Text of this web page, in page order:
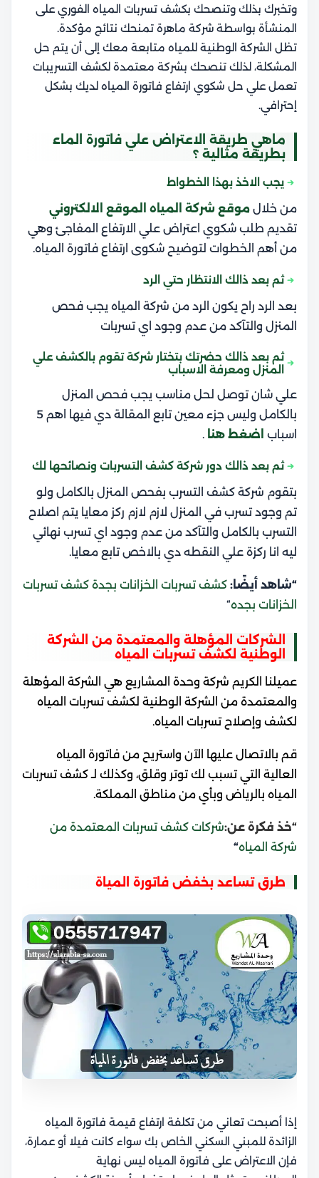
وتخبرك بذلك وتنصحك بكشف تسربات المياه الفوري على
المنشأة بواسطة شركة ماهرة تمنحك نتائج مؤكدة.
تظل الشركة الوطنية للمياه متابعة معك إلى أن يتم حل
المشكلة، لذلك تنصحك بشركة معتمدة لكشف التسريبات
تعمل علي حل شكوي ارتفاع فاتورة المياه لديك بشكل
إحترافي.
ماهي طريقة الاعتراض علي فاتورة الماء
بطريقة مثالية ؟
يجب الاخذ بهذا الخطواط
من خلال موقع شركة المياه الموقع الالكتروني
تقديم طلب شكوي اعتراض علي الارتفاع المفاجئ وهي
من أهم الخطوات لتوضيح شكوى ارتفاع فاتورة المياه.
ثم بعد ذالك الانتظار حتي الرد
بعد الرد راح يكون الرد من شركة المياه يجب فحص
المنزل والتآكد من عدم وجود اي تسربات
ثم بعد ذالك حضرتك بتختار شركة تقوم بالكشف علي
المنزل ومعرفة الاسباب
علي شان توصل لحل مناسب يجب فحص المنزل
بالكامل وليس جزء معين تابع المقالة دي فيها اهم 5
اسباب اضغط هنا .
ثم بعد ذالك دور شركة كشف التسربات ونصائحها لك
بتقوم شركة كشف التسرب بفحص المنزل بالكامل ولو
تم وجود تسرب في المنزل لازم لازم ركز معايا يتم اصلاح
التسرب بالكامل والتآكد من عدم وجود اي تسرب نهائي
ليه انا ركزة علي النقطه دي بالاخص تابع معايا.
“شاهد أيضًا: كشف تسربات الخزانات بجدة كشف تسربات
الخزانات بجده“
الشركات المؤهلة والمعتمدة من الشركة
الوطنية لكشف تسربات المياه
عميلنا الكريم شركة وحدة المشاريع هي الشركة المؤهلة
والمعتمدة من الشركة الوطنية لكشف تسربات المياه
لكشف وإصلاح تسربات المياه.
قم بالاتصال عليها الآن واستريح من فاتورة المياه
العالية التي تسبب لك توتر وقلق، وكذلك لـ كشف تسربات
المياه بالرياض وبأي من مناطق المملكة.
“خذ فكرة عن:شركات كشف تسربات المعتمدة من
شركة المياه“
طرق تساعد بخفض فاتورة المياة
إذا أصبحت تعاني من تكلفة ارتفاع قيمة فاتورة المياه
الزائدة للمبني السكني الخاص بك سواء كانت فيلا أو عمارة،
فإن الاعتراض على فاتورة المياه ليس نهاية